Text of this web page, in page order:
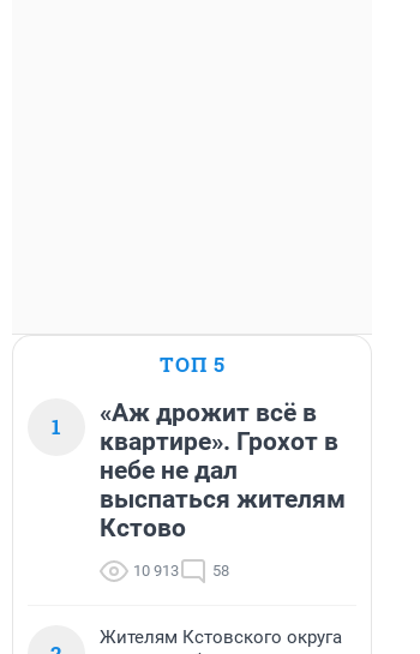
ТОП 5
1
«Аж дрожит всё в
квартире». Грохот в
небе не дал
выспаться жителям
Кстово
10 913 58
Жителям Кстовского округа